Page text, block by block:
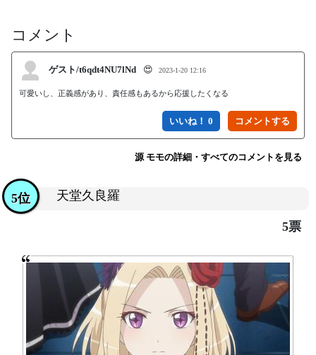
コメント
ゲスト/t6qdt4NU7lNd 😍 2023-1-20 12:16
可愛いし、正義感があり、責任感もあるから応援したくなる
いいね！ 0
源 モモの詳細・すべてのコメントを見る
天堂久良羅
5位
5票